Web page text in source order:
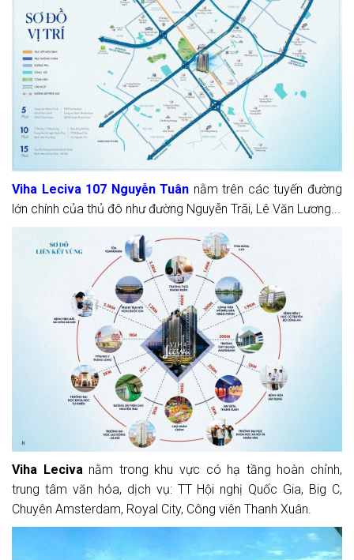
Viha Leciva 107 Nguyễn Tuân nằm trên các tuyến đường
lớn chính của thủ đô như đường Nguyễn Trãi, Lê Văn Lương...
Viha Lecivanằm trong khu vực có hạ tầng hoàn chỉnh,
trung tâm văn hóa, dịch vụ: TT Hội nghị Quốc Gia, Big C,
Chuyên Amsterdam, Royal City, Công viên Thanh Xuân.